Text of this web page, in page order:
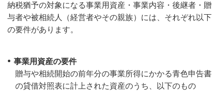
納税猶予の対象になる事業用資産・事業内容・後継者・贈
与者や被相続人（経営者やその親族）には、それぞれ以下
の要件があります。
事業用資産の要件
贈与や相続開始の前年分の事業所得にかかる青色申告書
の貸借対照表に計上された資産のうち、以下のもの